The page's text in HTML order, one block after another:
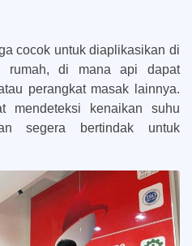
cocok untuk diaplikasikan di
rumah, di mana api dapat
perangkat masak lainnya.
mendeteksi kenaikan suhu
segera bertindak untuk